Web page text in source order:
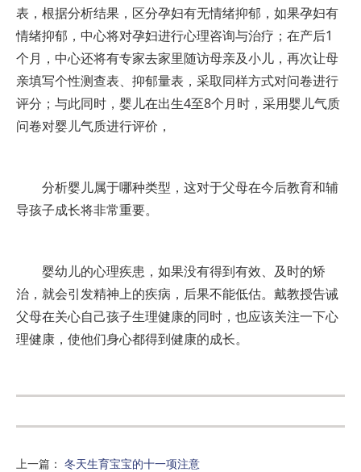
表，根据分析结果，区分孕妇有无情绪抑郁，如果孕妇有
情绪抑郁，中心将对孕妇进行心理咨询与治疗；在产后1
个月，中心还将有专家去家里随访母亲及小儿，再次让母
亲填写个性测查表、抑郁量表，采取同样方式对问卷进行
评分；与此同时，婴儿在出生4至8个月时，采用婴儿气质
问卷对婴儿气质进行评价，
分析婴儿属于哪种类型，这对于父母在今后教育和辅
导孩子成长将非常重要。
婴幼儿的心理疾患，如果没有得到有效、及时的矫
治，就会引发精神上的疾病，后果不能低估。戴教授告诫
父母在关心自己孩子生理健康的同时，也应该关注一下心
理健康，使他们身心都得到健康的成长。
上一篇 ： 冬天生育宝宝的十一项注意